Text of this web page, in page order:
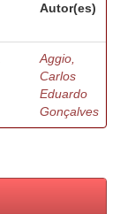
Autor(es)
Aggio,
Carlos
Eduardo
Gonçalves